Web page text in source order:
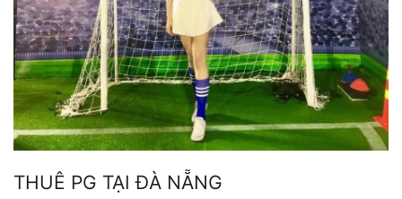
THUÊ PG TẠI ĐÀ NẴNG